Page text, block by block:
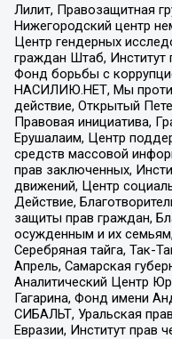
Лилит, Правозащитная
Нижегородский центр
Центр гендерных
граждан Штаб, Институт
Фонд борьбы с
НАСИЛИЮ.НЕТ, Мы
действие, Открытый
Правовая инициатива,
Ерушалаим, Центр
средств массовой
прав заключенных,
движений, Центр
Действие,
защиты прав граждан,
осужденным и их
Серебряная тайга, Так-
Апрель, Самарская
Аналитический Центр
Гагарина, Фонд имени
СИБАЛЬТ, Уральская
Евразии, Институт прав